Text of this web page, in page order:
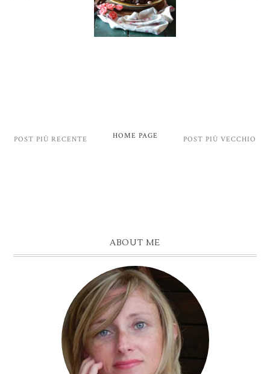
POST PIÙ RECENTE POST PIÙ VECCHIO
HOME PAGE
ABOUT ME